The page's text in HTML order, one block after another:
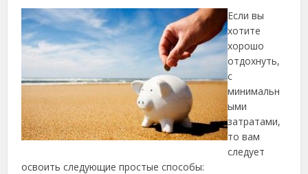
Если вы
хотите
хорошо
отдохнуть,
с
минимальн
ыми
затратами,
то вам
следует
освоить следующие простые способы: